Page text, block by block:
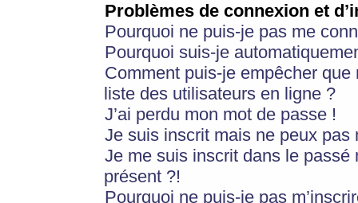
Problèmes de connexion et
Pourquoi ne puis-je pas me
Pourquoi suis-je
Comment puis-je empêcher
liste des utilisateurs en ligne ?
J’ai perdu mon mot de passe !
Je suis inscrit mais ne peux pas
Je me suis inscrit dans le
présent ?!
Pourquoi ne puis-je pas